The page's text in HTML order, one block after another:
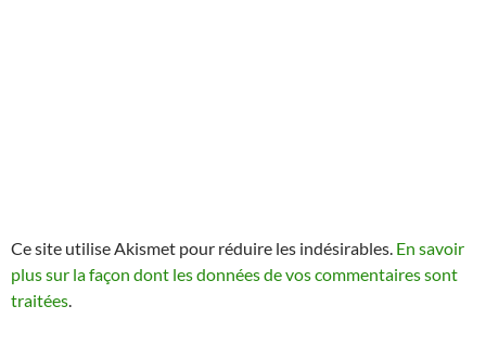
Ce site utilise Akismet pour réduire les indésirables. En savoir
plus sur la façon dont les données de vos commentaires sont
traitées